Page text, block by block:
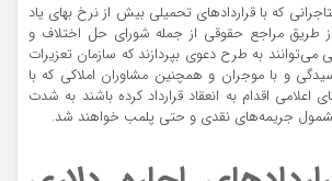
که با قراردادهای تحمیلی بیش از نرخ بهای یاد
طریق مراجع حقوقی از جمله شورای حل اختلاف و
می‌توانند به طرح دعوی بپردازند که سازمان تعزیرات
و با موجران و همچنین مشاوران املاکی که با
اقدام به انعقاد قرارداد کرده باشند به شدت
جریمه‌های نقدی و حتی پلمب خواهند شد.